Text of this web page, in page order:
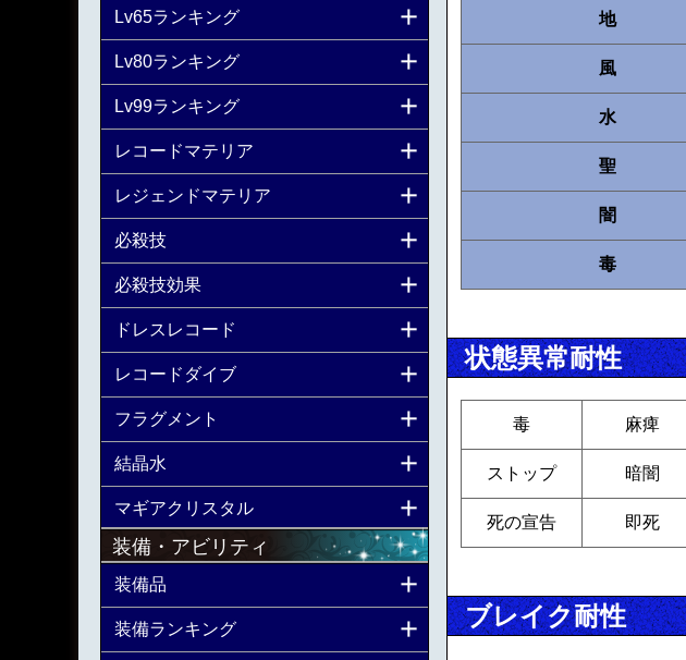
地
風
水
聖
闇
毒
状態異常耐性
毒 麻痺
ストップ 暗闇
死の宣告 即死
ブレイク耐性
Lv65ランキング
Lv80ランキング
Lv99ランキング
レコードマテリア
レジェンドマテリア
必殺技
必殺技効果
ドレスレコード
レコードダイブ
フラグメント
結晶水
マギアクリスタル
装備・アビリティ
装備品
装備ランキング